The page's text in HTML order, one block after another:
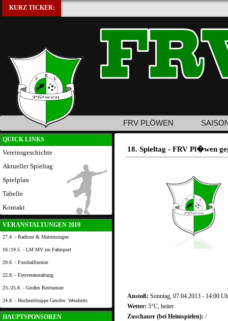
KURZ TICKER:
FRV PLÖWEN
QUICK LINKS
Vereinsgeschichte
Aktueller Spieltag
Spielplan
Tabelle
Kontakt
VERANSTALTUNGEN 2019
27.4. - Radtour & Maieinsingen
18./19.5. - LM MV im Fahrsport
29.6. - Fussballturnier
22.8. - Festveranstaltung
23./25.8. - Großes Reitturnier
24.8. - Hochseiltruppe Geschw. Weisheits
HAUPTSPONSOREN
18. Spieltag - FRV Pl�wen
Anstoß: Sonntag, 07.04.2013 - 14:00
Wetter: 5°C, heiter
Zuschauer (bei Heimspielen): /